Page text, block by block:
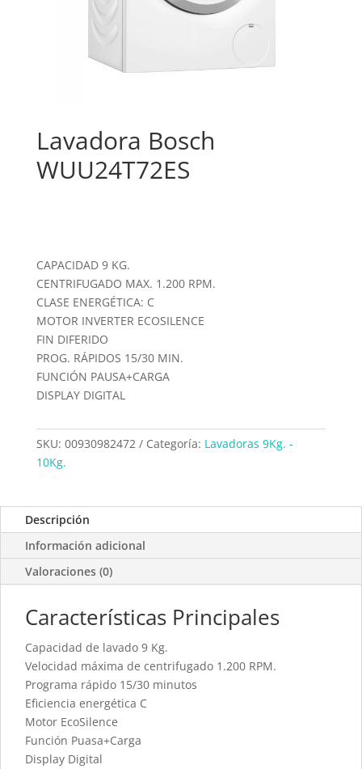
Lavadora Bosch
WUU24T72ES
CAPACIDAD 9 KG.
CENTRIFUGADO MAX. 1.200 RPM.
CLASE ENERGÉTICA: C
MOTOR INVERTER ECOSILENCE
FIN DIFERIDO
PROG. RÁPIDOS 15/30 MIN.
FUNCIÓN PAUSA+CARGA
DISPLAY DIGITAL
SKU: 00930982472 Categoría: Lavadoras 9Kg. -
10Kg.
Descripción
Información adicional
Valoraciones (0)
Características Principales
Capacidad de lavado 9 Kg.
Velocidad máxima de centrifugado 1.200 RPM.
Programa rápido 15/30 minutos
Eficiencia energética C
Motor EcoSilence
Función Puasa+Carga
Display Digital